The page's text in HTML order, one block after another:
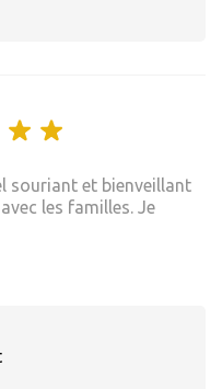
souriant et bienveillant
les familles. Je